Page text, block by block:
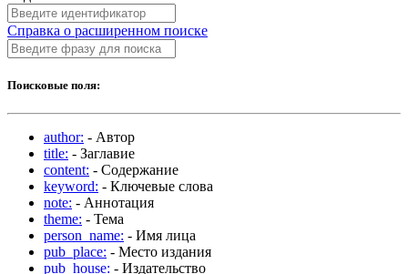
Справка о расширенном поиске
Поисковые поля:
author: - Автор
title: - Заглавие
content: - Содержание
keyword: - Ключевые слова
note: - Аннотация
theme: - Тема
person_name: - Имя лица
pub_place: - Место издания
pub_house: - Издательство